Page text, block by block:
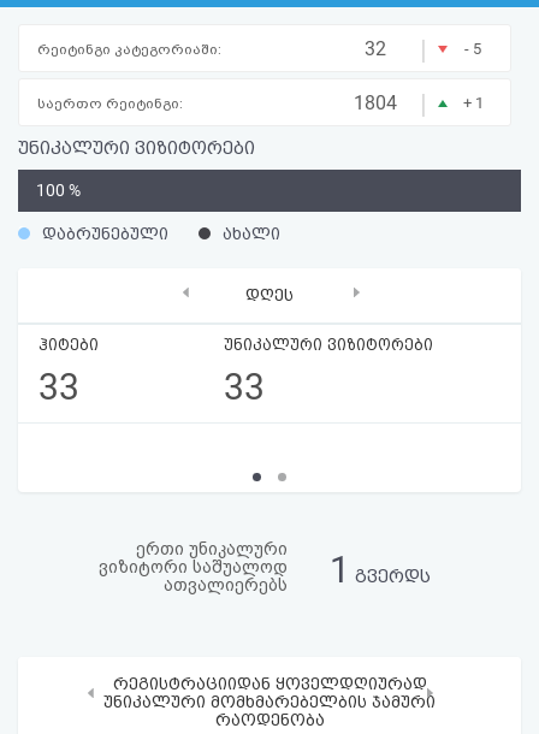
რეგისტრაცია
აღდგენა
HTML
სალიცენზიო
შეთანხმება
რეიტინგი კატეგორიაში: 32 | - 5
საერთო რეიტინგი: 1804 | + 1
უნიკალური ვიზიტორები
%
100 %
დაბრუნებული ახალი
დღეს
ჰიტები
33
უნიკალური ვიზიტორები
33
‹ ›
ერთი უნიკალური
ვიზიტორი საშუალოდ
ათვალიერებს
1 გვერდს
რეგისტრაციიდან ყოველდღიურად
უნიკალური მომხმარებელბის ჯამური
რაოდენობა
‹ ›